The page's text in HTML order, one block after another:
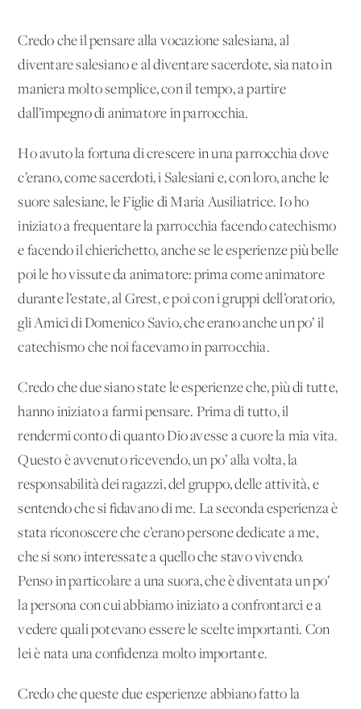
Credo che il pensare alla vocazione salesiana, al
diventare salesiano e al diventare sacerdote, sia nato in
maniera molto semplice, con il tempo, a partire
dall’impegno di animatore in parrocchia.
Ho avuto la fortuna di crescere in una parrocchia dove
c’erano, come sacerdoti, i Salesiani e, con loro, anche le
suore salesiane, le Figlie di Maria Ausiliatrice. Io ho
iniziato a frequentare la parrocchia facendo catechismo
e facendo il chierichetto, anche se le esperienze più belle
poi le ho vissute da animatore: prima come animatore
durante l’estate, al Grest, e poi con i gruppi dell’oratorio,
gli Amici di Domenico Savio, che erano anche un po’ il
catechismo che noi facevamo in parrocchia.
Credo che due siano state le esperienze che, più di tutte,
hanno iniziato a farmi pensare. Prima di tutto, il
rendermi conto di quanto Dio avesse a cuore la mia vita.
Questo è avvenuto ricevendo, un po’ alla volta, la
responsabilità dei ragazzi, del gruppo, delle attività, e
sentendo che si fidavano di me. La seconda esperienza è
stata riconoscere che c’erano persone dedicate a me,
che si sono interessate a quello che stavo vivendo.
Penso in particolare a una suora, che è diventata un po’
la persona con cui abbiamo iniziato a confrontarci e a
vedere quali potevano essere le scelte importanti. Con
lei è nata una confidenza molto importante.
Credo che queste due esperienze abbiano fatto la